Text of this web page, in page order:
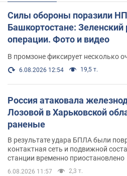
Силы обороны поразили
Башкортостане:
операции. Фото и видео
В промзоне фиксирует несколько
6.08.2026 12:54 19,5 т.
Россия атаковала
Лозовой в Харьковской
раненые
В результате удара БПЛА были
контактная сеть и подвижной
станции временно приостановлено
6.08.2026 11:57 2,3 т.